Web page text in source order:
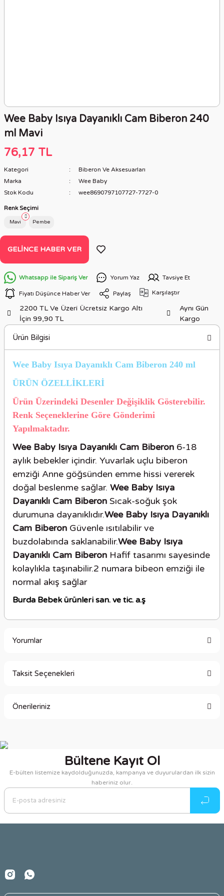
Wee Baby Isıya Dayanıklı Cam Biberon 240
ml Mavi
76,17 TL
Kategori
Biberon Ve Aksesuarları
Marka
Wee Baby
Stok Kodu
wee8690797107727-7727-0
Renk Seçimi
Mavi Pembe
GELINCE HABER VER
Whatsapp ile Sipariş Ver Yorum Yaz Tavsiye Et
Fiyatı Düşünce Haber Ver Paylaş Karşılaştır
2200 TL Ve Üzeri Ücretsiz Kargo Altı
İçin 99,90 TL
Aynı Gün
Kargo
Ürün Bilgisi
Wee Baby Isıya Dayanıklı Cam Biberon 240 ml
ÜRÜN ÖZELLİKLERİ
Ürün Üzerindeki Desenler Değişiklik Gösterebilir.
Renk Seçeneklerine Göre Gönderimi
Yapılmaktadır.
Wee Baby Isıya Dayanıklı Cam Biberon 6-18
aylık bebekler içindir. Yuvarlak uçlu biberon
emziği Anne göğsünden emme hissi vererek
doğal beslenme sağlar. Wee Baby Isıya
Dayanıklı Cam Biberon Sıcak-soğuk şok
durumuna dayanıklıdır.Wee Baby Isıya Dayanıklı
Cam Biberon Güvenle ısıtılabilir ve
buzdolabında saklanabilir.Wee Baby Isıya
Dayanıklı Cam Biberon Hafif tasarımı sayesinde
kolaylıkla taşınabilir.2 numara bibeon emziği ile
normal akış sağlar
Burda Bebek ürünleri san. ve tic. a.ş
Yorumlar
Taksit Seçenekleri
Önerileriniz
Görüş ve önerileriniz için teşekkür ederiz.
Ürün resmi kalitesiz, bozuk veya görüntülenemiyor.
Ürün açıklamasında eksik bilgiler bulunuyor.
Ürün bilgilerinde hatalar bulunuyor.
Bültene Kayıt Ol
E-bülten listemize kaydolduğunuzda, kampanya ve duyurulardan ilk sizin
haberiniz olur.